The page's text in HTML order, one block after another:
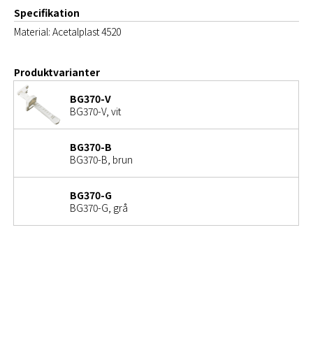
Specifikation
Material: Acetalplast 4520
Produktvarianter
BG370-V
BG370-V, vit
BG370-B
BG370-B, brun
BG370-G
BG370-G, grå